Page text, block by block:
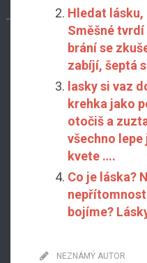
Hledat
Směšné
brání se
zabíjí, šeptá
lasky si vaz
krehka jako
otočiš a
všechno lepe
kvete ….
Co je láska?
bojíme?
NEZNÁMÝ AUTOR